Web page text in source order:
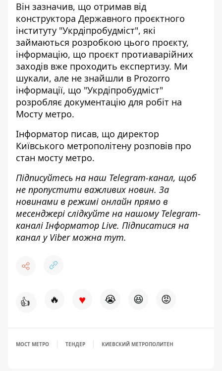
Він зазначив, що отримав від
конструктора Державного проєктного
інституту "Укрдіпробудміст", які
займаються розробкою цього проєкту,
інформацію, що проєкт протиаварійних
заходів вже проходить експертизу. Ми
шукали, але не знайшли в Prozorro
інформації, що "Укрдіпробудміст"
розробляє документацію для робіт на
Мосту метро.
Інформатор писав, що директор
Київського метрополітену розповів про
стан мосту метро.
Підписуйтесь на наш Telegram-канал, щоб
не пропустити важливих новин. За
новинами в режимі онлайн прямо в
месенджері слідкуйте на нашому Telegram-
каналіІнформатор Live. Підписатися на
канал у Viber можна тут.
👍 🔥 ♥ 😭 😆 😡
МОСТ МЕТРО ТЕНДЕР КИЕВСКИЙ МЕТРОПОЛИТЕН